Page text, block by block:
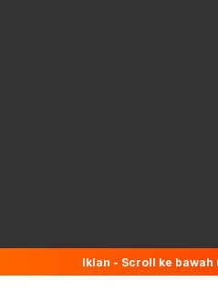
Iklan - Scroll ke